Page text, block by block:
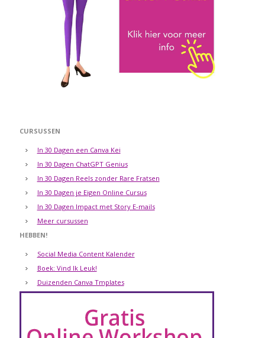
CURSUSSEN
In 30 Dagen een Canva Kei
In 30 Dagen ChatGPT Genius
In 30 Dagen Reels zonder Rare Fratsen
In 30 Dagen je Eigen Online Cursus
In 30 Dagen Impact met Story E-mails
Meer cursussen
HEBBEN!
Social Media Content Kalender
Boek: Vind Ik Leuk!
Duizenden Canva Tmplates